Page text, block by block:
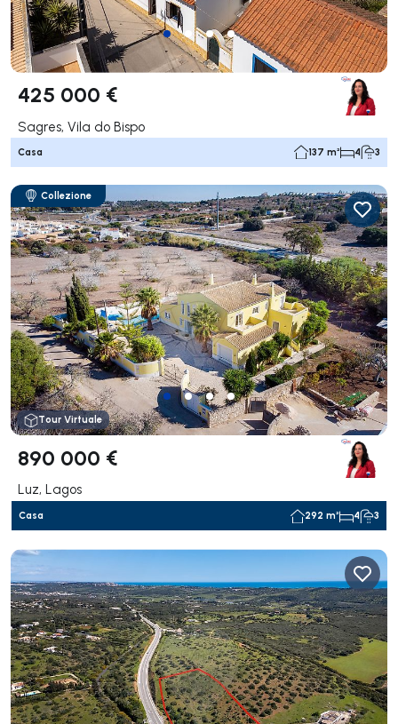
425 000 €
Sagres, Vila do Bispo
Casa 137 m² 4 3
Collezione
Tour Virtuale
890 000 €
Luz, Lagos
Casa 292 m² 4 3